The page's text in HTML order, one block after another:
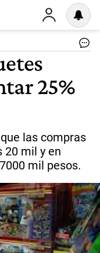
25%
las compras
20 mil y en
mil pesos.